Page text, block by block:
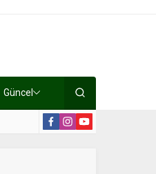
Güncel